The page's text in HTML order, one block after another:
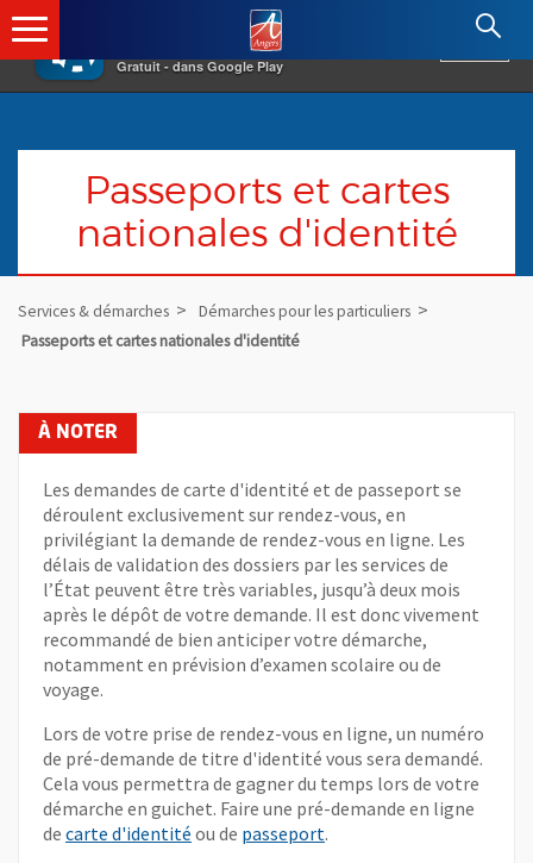
×
Gratuit - dans Google Play
Angers.fr : Retour à l'accueil
Passeports et cartes
nationales d'identité
Services & démarches
Démarches pour les particuliers
Passeports et cartes nationales d'identité
Les demandes de carte d'identité et de passeport se
déroulent exclusivement sur rendez-vous, en
privilégiant la demande de rendez-vous en ligne. Les
délais de validation des dossiers par les services de
l’État peuvent être très variables, jusqu’à deux mois
après le dépôt de votre demande. Il est donc vivement
recommandé de bien anticiper votre démarche,
notamment en prévision d’examen scolaire ou de
voyage.
Lors de votre prise de rendez-vous en ligne, un numéro
de pré-demande de titre d'identité vous sera demandé.
Cela vous permettra de gagner du temps lors de votre
démarche en guichet. Faire une pré-demande en ligne
de carte d'identité , Ouvre une nouvelle fenêtre
ou de passeport.